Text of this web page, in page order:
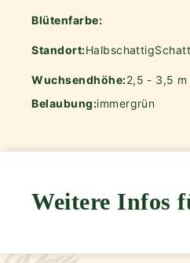
Blütenfarbe:
Standort:Halbschattig
Wuchsendhöhe:2,5 - 3,5 m
Belaubung:immergrün
Weitere Infos